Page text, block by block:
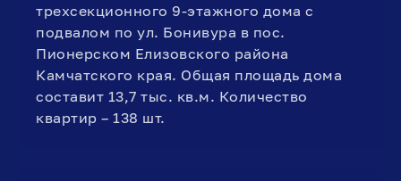
трехсекционного 9-этажного дома с
подвалом по ул. Бонивура в пос.
Пионерском Елизовского района
Камчатского края. Общая площадь дома
составит 13,7 тыс. кв.м. Количество
квартир – 138 шт.